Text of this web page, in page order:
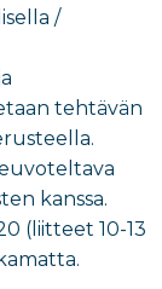
/
tehtävän
kanssa.
(liitteet 10-13